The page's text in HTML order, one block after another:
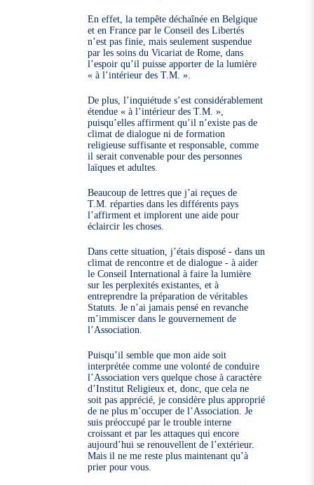
En effet, la tempête déchaînée en Belgique
et en France par le Conseil des Libertés
n’est pas finie, mais seulement suspendue
par les soins du Vicariat de Rome, dans
l’espoir qu’il puisse apporter de la lumière
« à l’intérieur des T.M. ».
De plus, l’inquiétude s’est considérablement
étendue « à l’intérieur des T.M. »,
puisqu’elles affirment qu’il n’existe pas de
climat de dialogue ni de formation
religieuse suffisante et responsable, comme
il serait convenable pour des personnes
laïques et adultes.
Beaucoup de lettres que j’ai reçues de
T.M. réparties dans les différents pays
l’affirment et implorent une aide pour
éclaircir les choses.
Dans cette situation, j’étais disposé - dans un
climat de rencontre et de dialogue - à aider
le Conseil International à faire la lumière
sur les perplexités existantes, et à
entreprendre la préparation de véritables
Statuts. Je n’ai jamais pensé en revanche
m’immiscer dans le gouvernement de
l’Association.
Puisqu’il semble que mon aide soit
interprétée comme une volonté de conduire
l’Association vers quelque chose à caractère
d’Institut Religieux et, donc, que cela ne
soit pas apprécié, je considère plus approprié
de ne plus m’occuper de l’Association. Je
suis préoccupé par le trouble interne
croissant et par les attaques qui encore
aujourd’hui se renouvellent de l’extérieur.
Mais il ne me reste plus maintenant qu’à
prier pour vous.